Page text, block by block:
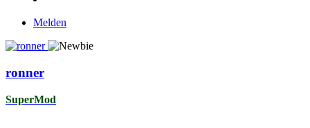
Melden
ronner
SuperMod